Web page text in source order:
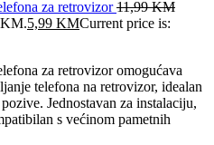
za retrovizor11,99KM
5,99 KMCurrent price is:
za retrovizor omogućava
telefona na retrovizor, idealan
Jednostavan za instalaciju,
s većinom pametnih